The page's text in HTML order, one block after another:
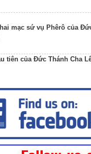
mạc sứ vụ Phêrô của
tiên của Đức Thánh Cha